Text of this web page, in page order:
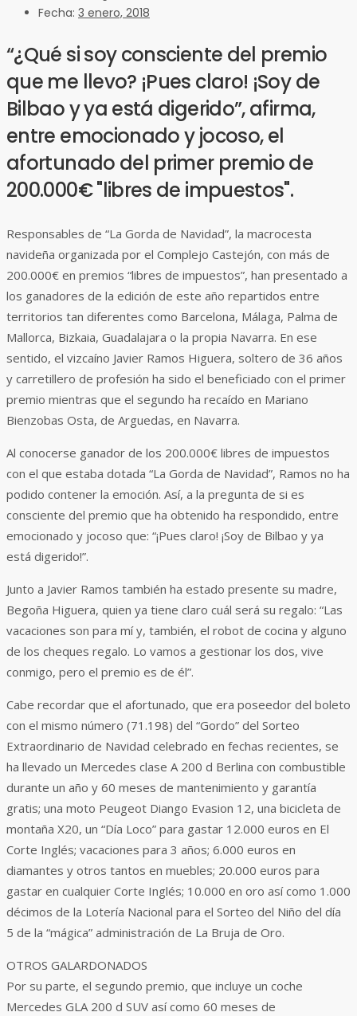
Fecha: 3 enero, 2018
“¿Qué si soy consciente del premio
que me llevo? ¡Pues claro! ¡Soy de
Bilbao y ya está digerido”, afirma,
entre emocionado y jocoso, el
afortunado del primer premio de
200.000€ "libres de impuestos".
Responsables de “La Gorda de Navidad”, la macrocesta
navideña organizada por el Complejo Castejón, con más de
200.000€ en premios “libres de impuestos”, han presentado a
los ganadores de la edición de este año repartidos entre
territorios tan diferentes como Barcelona, Málaga, Palma de
Mallorca, Bizkaia, Guadalajara o la propia Navarra. En ese
sentido, el vizcaíno Javier Ramos Higuera, soltero de 36 años
y carretillero de profesión ha sido el beneficiado con el primer
premio mientras que el segundo ha recaído en Mariano
Bienzobas Osta, de Arguedas, en Navarra.
Al conocerse ganador de los 200.000€ libres de impuestos
con el que estaba dotada “La Gorda de Navidad”, Ramos no ha
podido contener la emoción. Así, a la pregunta de si es
consciente del premio que ha obtenido ha respondido, entre
emocionado y jocoso que: “¡Pues claro! ¡Soy de Bilbao y ya
está digerido!”.
Junto a Javier Ramos también ha estado presente su madre,
Begoña Higuera, quien ya tiene claro cuál será su regalo: “Las
vacaciones son para mí y, también, el robot de cocina y alguno
de los cheques regalo. Lo vamos a gestionar los dos, vive
conmigo, pero el premio es de él”.
Cabe recordar que el afortunado, que era poseedor del boleto
con el mismo número (71.198) del “Gordo” del Sorteo
Extraordinario de Navidad celebrado en fechas recientes, se
ha llevado un Mercedes clase A 200 d Berlina con combustible
durante un año y 60 meses de mantenimiento y garantía
gratis; una moto Peugeot Diango Evasion 12, una bicicleta de
montaña X20, un “Día Loco” para gastar 12.000 euros en El
Corte Inglés; vacaciones para 3 años; 6.000 euros en
diamantes y otros tantos en muebles; 20.000 euros para
gastar en cualquier Corte Inglés; 10.000 en oro así como 1.000
décimos de la Lotería Nacional para el Sorteo del Niño del día
5 de la “mágica” administración de La Bruja de Oro.
OTROS GALARDONADOS
Por su parte, el segundo premio, que incluye un coche
Mercedes GLA 200 d SUV así como 60 meses de